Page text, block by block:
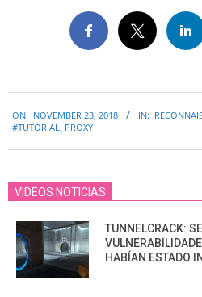
11-
ON: NOVEMBER 23, 2018 IN:
#TUTORIAL, PROXY
VIDEOS NOTICIAS
TUNNELCRACK:
HABÍAN ESTADO